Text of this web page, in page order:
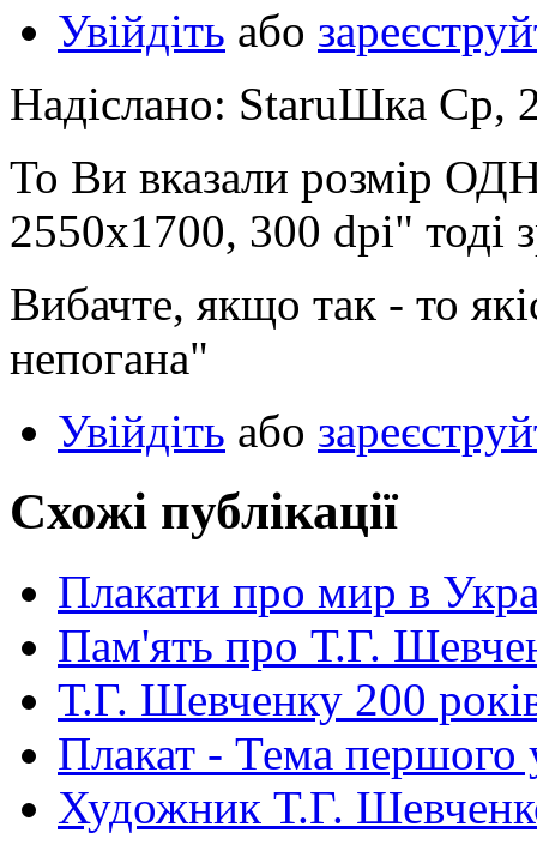
Увійдіть або
Надіслано: StaruШка Ср,
То Ви вказали розмір
2550х1700, 300 dpi" тоді
Вибачте, якщо так - то
непогана"
Увійдіть або
Схожі публікації
Плакати про мир в
Пам'ять про Т.Г.
Т.Г. Шевченку 200
Плакат - Тема першого
Художник Т.Г.